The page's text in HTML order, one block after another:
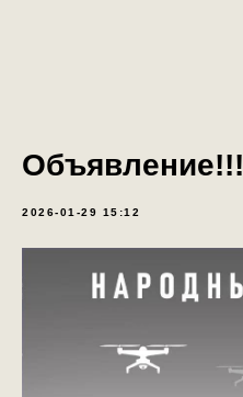
Объявление!!!
2026-01-29 15:12